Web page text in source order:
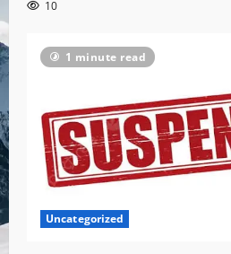
10
1 minute read
Uncategorized